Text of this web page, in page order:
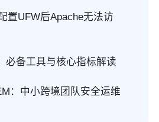
置UFW后Apache无法访
必备工具与核心指标解读
：中小跨境团队安全运维